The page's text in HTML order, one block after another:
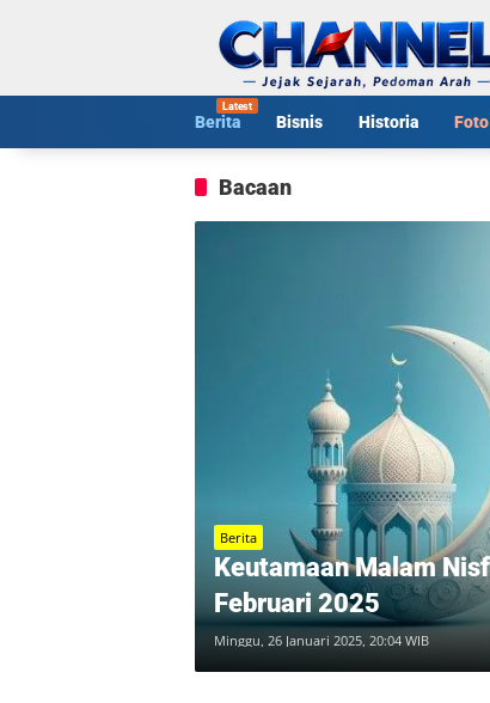
Berita Bisnis Historia Foto
Bacaan
Berita
Keutamaan Malam
Februari 2025
Minggu, 26 Januari 2025, 20:04 WIB